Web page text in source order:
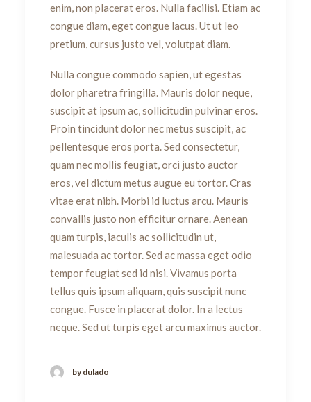
enim, non placerat eros. Nulla facilisi. Etiam ac
congue diam, eget congue lacus. Ut ut leo
pretium, cursus justo vel, volutpat diam.
Nulla congue commodo sapien, ut egestas
dolor pharetra fringilla. Mauris dolor neque,
suscipit at ipsum ac, sollicitudin pulvinar eros.
Proin tincidunt dolor nec metus suscipit, ac
pellentesque eros porta. Sed consectetur,
quam nec mollis feugiat, orci justo auctor
eros, vel dictum metus augue eu tortor. Cras
vitae erat nibh. Morbi id luctus arcu. Mauris
convallis justo non efficitur ornare. Aenean
quam turpis, iaculis ac sollicitudin ut,
malesuada ac tortor. Sed ac massa eget odio
tempor feugiat sed id nisi. Vivamus porta
tellus quis ipsum aliquam, quis suscipit nunc
congue. Fusce in placerat dolor. In a lectus
neque. Sed ut turpis eget arcu maximus auctor.
by dulado